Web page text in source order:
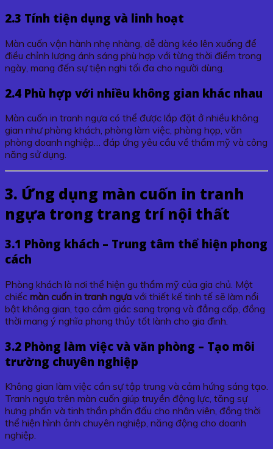
2.3 Tính tiện dụng và linh hoạt
Màn cuốn vận hành nhẹ nhàng, dễ dàng kéo lên xuống để
điều chỉnh lượng ánh sáng phù hợp với từng thời điểm trong
ngày, mang đến sự tiện nghi tối đa cho người dùng.
2.4 Phù hợp với nhiều không gian khác nhau
Màn cuốn in tranh ngựa có thể được lắp đặt ở nhiều không
gian như phòng khách, phòng làm việc, phòng họp, văn
phòng doanh nghiệp… đáp ứng yêu cầu về thẩm mỹ và công
năng sử dụng.
3. Ứng dụng màn cuốn in tranh
ngựa trong trang trí nội thất
3.1 Phòng khách – Trung tâm thể hiện phong
cách
Phòng khách là nơi thể hiện gu thẩm mỹ của gia chủ. Một
chiếc màn cuốn in tranh ngựa với thiết kế tinh tế sẽ làm nổi
bật không gian, tạo cảm giác sang trọng và đẳng cấp, đồng
thời mang ý nghĩa phong thủy tốt lành cho gia đình.
3.2 Phòng làm việc và văn phòng – Tạo môi
trường chuyên nghiệp
Không gian làm việc cần sự tập trung và cảm hứng sáng tạo.
Tranh ngựa trên màn cuốn giúp truyền động lực, tăng sự
hưng phấn và tinh thần phấn đấu cho nhân viên, đồng thời
thể hiện hình ảnh chuyên nghiệp, năng động cho doanh
nghiệp.